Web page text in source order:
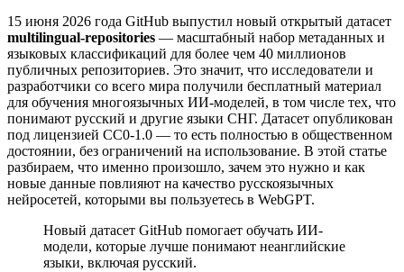
15 июня 2026 года GitHub выпустил новый открытый датасет
multilingual-repositories — масштабный набор метаданных и
языковых классификаций для более чем 40 миллионов
публичных репозиториев. Это значит, что исследователи и
разработчики со всего мира получили бесплатный материал
для обучения многоязычных ИИ-моделей, в том числе тех, что
понимают русский и другие языки СНГ. Датасет опубликован
под лицензией CC0-1.0 — то есть полностью в общественном
достоянии, без ограничений на использование. В этой статье
разбираем, что именно произошло, зачем это нужно и как
новые данные повлияют на качество русскоязычных
нейросетей, которыми вы пользуетесь в WebGPT.
Новый датасет GitHub помогает обучать ИИ-
модели, которые лучше понимают неанглийские
языки, включая русский.